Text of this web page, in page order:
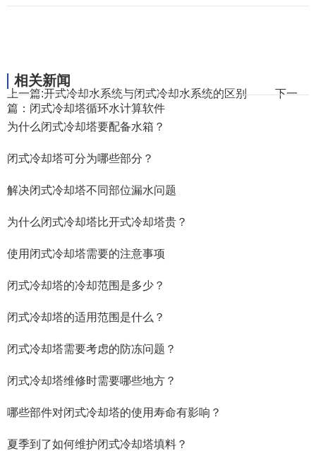
上一篇:开式冷却水系统与闭式冷却水系统的区别下一
篇： 闭式冷却塔循环水计算软件
相关新闻
为什么闭式冷却塔要配备水箱？
闭式冷却塔可分为哪些部分？
解决闭式冷却塔不同部位漏水问题
为什么闭式冷却塔比开式冷却塔贵？
使用闭式冷却塔需要的注意事项
闭式冷却塔的冷却范围是多少？
闭式冷却塔的适用范围是什么？
闭式冷却塔需要考虑的防冻问题？
闭式冷却塔维修时需要哪些地方？
哪些部件对闭式冷却塔的使用寿命有影响？
夏季到了如何维护闭式冷却塔填料？